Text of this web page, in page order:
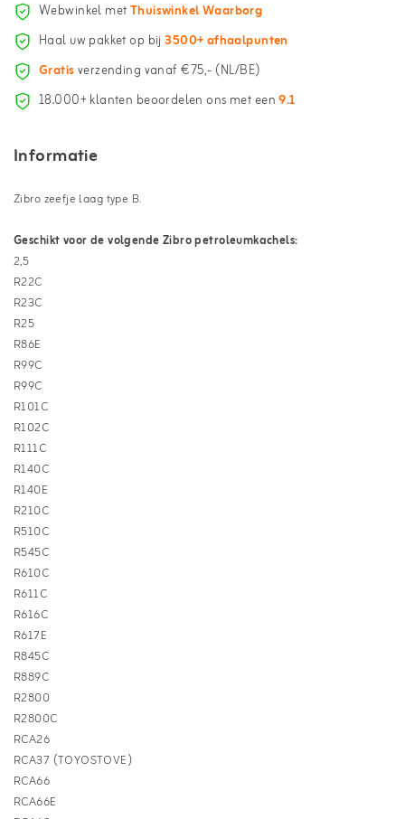
Webwinkel metThuiswinkel Waarborg
Haal uw pakket op bij3500+ afhaalpunten
Gratisverzending vanaf €75,- (NL/BE)
18.000+ klanten beoordelen ons met een9.1
Informatie
Zibro zeefje laag type B.
Geschikt voor de volgende Zibro petroleumkachels:
2,5
R22C
R23C
R25
R86E
R99C
R99C
R101C
R102C
R111C
R140C
R140E
R210C
R510C
R545C
R610C
R611C
R616C
R617E
R845C
R889C
R2800
R2800C
RCA26
RCA37 (TOYOSTOVE)
RCA66
RCA66E